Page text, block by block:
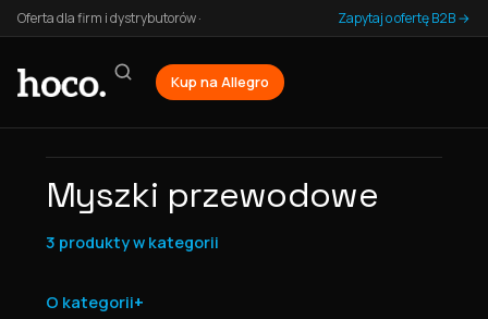
Oferta dla firm i dystrybutorów · Zapytaj o ofertę B2B →
Kup na Allegro
Myszki przewodowe
3 produkty w kategorii
O kategorii